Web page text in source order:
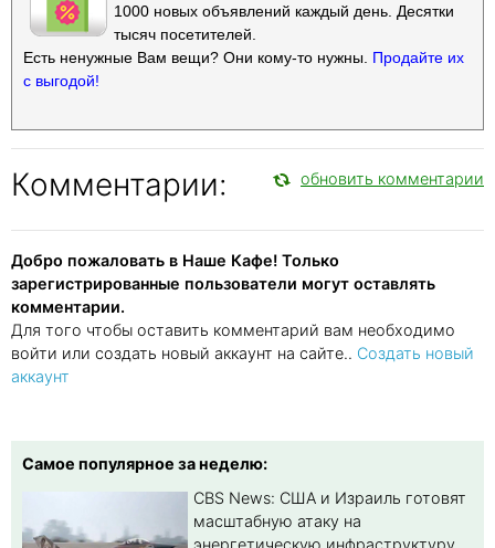
1000 новых объявлений каждый день. Десятки
тысяч посетителей.
Есть ненужные Вам вещи? Они кому-то нужны. Продайте их
с выгодой!
Комментарии: обновить комментарии
Добро пожаловать в Наше Кафе! Только
зарегистрированные пользователи могут оставлять
комментарии.
Для того чтобы оставить комментарий вам необходимо
войти или создать новый аккаунт на сайте.. Создать новый
аккаунт
Самое популярное за неделю:
CBS News: США и Израиль готовят
масштабную атаку на
энергетическую инфраструктуру